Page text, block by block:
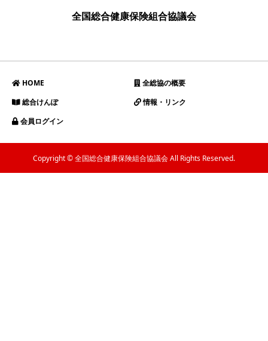
全国総合健康保険組合協議会
HOME
全総協の概要
総合けんぽ
情報・リンク
会員ログイン
Copyright © 全国総合健康保険組合協議会 All Rights Reserved.